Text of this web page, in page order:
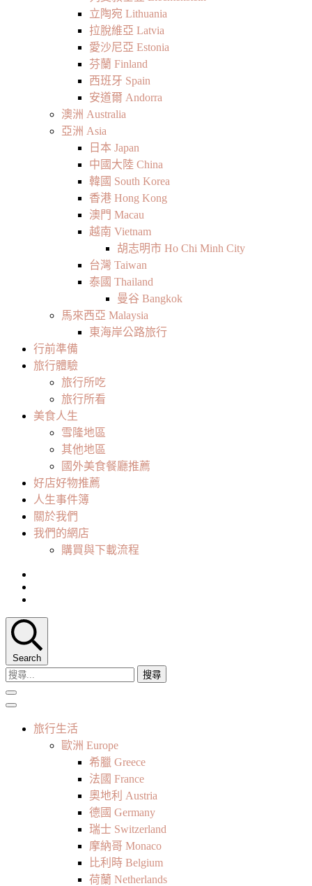
立陶宛 Lithuania
拉脫維亞 Latvia
愛沙尼亞 Estonia
芬蘭 Finland
西班牙 Spain
安道爾 Andorra
澳洲 Australia
亞洲 Asia
日本 Japan
中國大陸 China
韓國 South Korea
香港 Hong Kong
澳門 Macau
越南 Vietnam
胡志明市 Ho Chi Minh City
台灣 Taiwan
泰國 Thailand
曼谷 Bangkok
馬來西亞 Malaysia
東海岸公路旅行
行前準備
旅行體驗
旅行所吃
旅行所看
美食人生
雪隆地區
其他地區
國外美食餐廳推薦
好店好物推薦
人生事件簿
關於我們
我們的網店
購買與下載流程
Search
搜
尋
關
旅行生活
歐洲 Europe
希臘 Greece
法國 France
奧地利 Austria
德國 Germany
瑞士 Switzerland
摩納哥 Monaco
比利時 Belgium
荷蘭 Netherlands